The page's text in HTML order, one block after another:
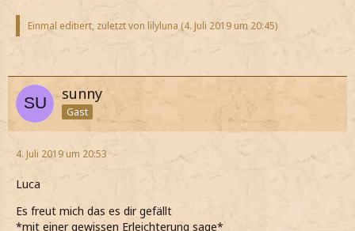
Einmal editiert, zuletzt von lilyluna (4. Juli 2019 um 20:45)
sunny
Gast
4. Juli 2019 um 20:53
Luca
Es freut mich das es dir gefällt
*mit einer gewissen Erleichterung sage*